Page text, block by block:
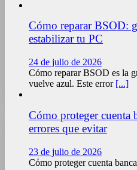
Cómo reparar BSOD:
estabilizar tu PC
24 de julio de 2026
Cómo reparar BSOD es la
vuelve azul. Este error [...]
Cómo proteger cuenta
errores que evitar
23 de julio de 2026
Cómo proteger cuenta